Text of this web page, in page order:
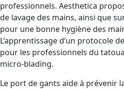
professionnels. Aesthetica
de lavage des mains, ainsi que
pour une bonne hygiène des
L’apprentissage d’un protocole
pour les professionnels du
micro-blading.
Le port de gants aide à prévenir